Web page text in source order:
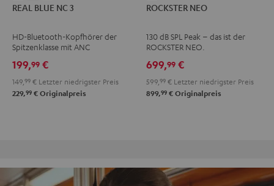
BLUE
3
Night
Black
BLUE
3
Pearl
White
BLUE
3
Steel
REAL BLUE NC 3
HD-Bluetooth-Kopfhörer der
Spitzenklasse mit ANC
199,99 €
149, 99 € Letzter niedrigster Preis
229,99 € Originalpreis
NEO
ROCKSTER NEO
130 dB SPL Peak – das ist der
ROCKSTER NEO.
699,99 €
599, 99 € Letzter niedrigster Preis
899,99 € Originalpreis